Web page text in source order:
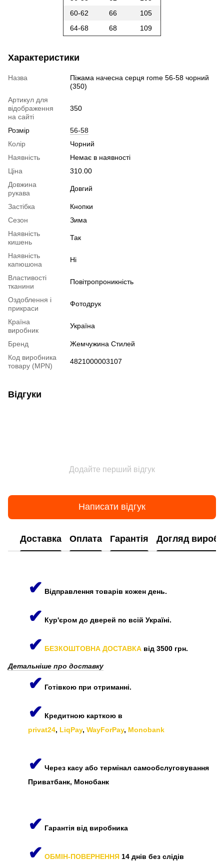
60-62
66
105
64-68
68 109
Характеристики
Назва
Піжама начесна серця rome 56-58 чорний
(350)
Артикул для
відображення
на сайті
350
Розмір
56-58
Колір
Чорний
Наявність
Немає в наявності
Ціна
310.00
Довжина
рукава
Довгий
Застібка
Кнопки
Сезон
Зима
Наявність
кишень
Так
Наявність
капюшона
Ні
Властивості
тканини
Повітропроникність
Оздоблення і
прикраси
Фотодрук
Країна
виробник
Україна
Бренд
Жемчужина Стилей
Код виробника
товару (MPN)
4821000003107
Відгуки
Додайте перший відгук
Написати відгук
Доставка Оплата Гарантія Догляд
✔ Відправлення товарів кожен день.
✔ Кур'єром до дверей по всій Україні.
✔ БЕЗКОШТОВНА ДОСТАВКА від 3500 грн.
Детальніше про доставку
✔ Готівкою при отриманні.
✔ Кредитною карткою в
privat24, LiqPay, WayForPay, Monobank
✔ Через касу або термінал самообслуговування
Приватбанк, Монобанк
✔ Гарантія від виробника
✔ ОБМІН-ПОВЕРНЕННЯ 14 днів без слідів